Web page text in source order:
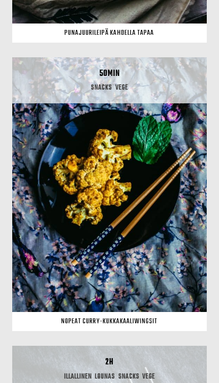
PUNAJUURILEIPÄ KAHDELLA TAPAA
50MIN
SNACKS VEGE
NOPEAT CURRY-KUKKAKAALIWINGSIT
2H
ILLALLINEN LOUNAS SNACKS VEGE